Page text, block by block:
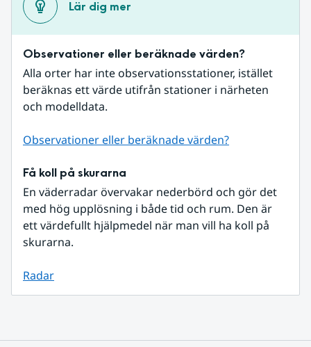
Lär dig mer
Observationer eller beräknade värden?
Alla orter har inte observationsstationer, istället
beräknas ett värde utifrån stationer i närheten
och modelldata.
Observationer eller beräknade värden?
Få koll på skurarna
En väderradar övervakar nederbörd och gör det
med hög upplösning i både tid och rum. Den är
ett värdefullt hjälpmedel när man vill ha koll på
skurarna.
Radar